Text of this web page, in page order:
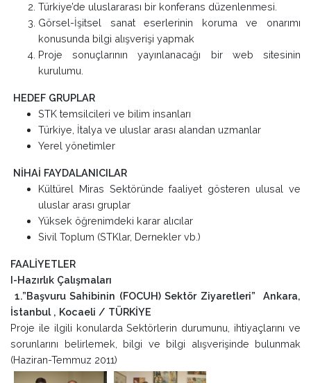
Türkiye’de uluslararası bir konferans düzenlenmesi.
Görsel-İşitsel sanat eserlerinin koruma ve onarımı
konusunda bilgi alışverişi yapmak
Proje sonuçlarının yayınlanacağı bir web sitesinin
kurulumu.
HEDEF GRUPLAR
STK temsilcileri ve bilim insanları
Türkiye, İtalya ve uluslar arası alandan uzmanlar
Yerel yönetimler
NİHAİ FAYDALANICILAR
Kültürel Miras Sektöründe faaliyet gösteren ulusal ve
uluslar arası gruplar
Yüksek öğrenimdeki karar alıcılar
Sivil Toplum (STKlar, Dernekler vb.)
FAALİYETLER
I-Hazırlık Çalışmaları
1.”Başvuru Sahibinin (FOCUH) Sektör Ziyaretleri” Ankara,
İstanbul , Kocaeli / TÜRKİYE
Proje ile ilgili konularda Sektörlerin durumunu, ihtiyaçlarını ve
sorunlarını belirlemek, bilgi ve bilgi alışverişinde bulunmak
(Haziran-Temmuz 2011)